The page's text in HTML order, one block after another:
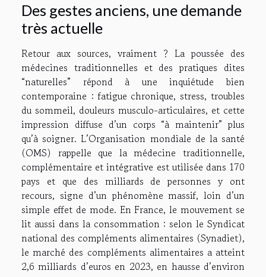
Des gestes anciens, une demande
très actuelle
Retour aux sources, vraiment ? La poussée des
médecines traditionnelles et des pratiques dites
“naturelles” répond à une inquiétude bien
contemporaine : fatigue chronique, stress, troubles
du sommeil, douleurs musculo-articulaires, et cette
impression diffuse d’un corps “à maintenir” plus
qu’à soigner. L’Organisation mondiale de la santé
(OMS) rappelle que la médecine traditionnelle,
complémentaire et intégrative est utilisée dans 170
pays et que des milliards de personnes y ont
recours, signe d’un phénomène massif, loin d’un
simple effet de mode. En France, le mouvement se
lit aussi dans la consommation : selon le Syndicat
national des compléments alimentaires (Synadiet),
le marché des compléments alimentaires a atteint
2,6 milliards d’euros en 2023, en hausse d’environ